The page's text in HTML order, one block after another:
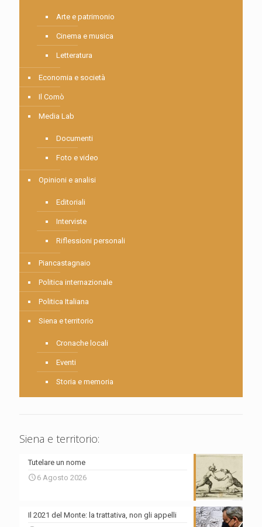
Arte e patrimonio
Cinema e musica
Letteratura
Economia e società
Il Comò
Media Lab
Documenti
Foto e video
Opinioni e analisi
Editoriali
Interviste
Riflessioni personali
Piancastagnaio
Politica internazionale
Politica Italiana
Siena e territorio
Cronache locali
Eventi
Storia e memoria
Siena e territorio:
Tutelare un nome
6 Agosto 2026
Il 2021 del Monte: la trattativa, non gli appelli